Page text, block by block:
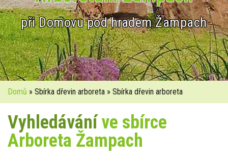
při Domovu pod hradem Žampach
Domů » Sbírka dřevin arboreta » Sbírka dřevin arboreta
Vyhledáváníve sbírce
Arboreta Žampach